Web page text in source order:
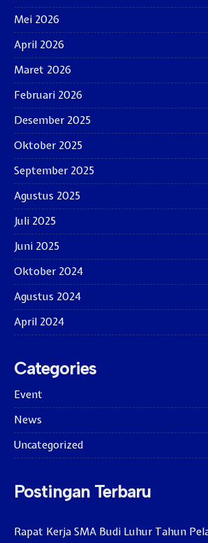
Mei 2026
April 2026
Maret 2026
Februari 2026
Desember 2025
Oktober 2025
September 2025
Agustus 2025
Juli 2025
Juni 2025
Oktober 2024
Agustus 2024
April 2024
Categories
Event
News
Uncategorized
Postingan Terbaru
Rapat Kerja SMA Budi Luhur Tahun